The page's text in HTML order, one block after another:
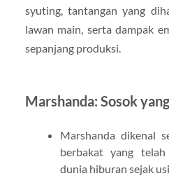
syuting, tantangan yang
lawan main, serta dampak
sepanjang produksi.
Marshanda: Sosok
Marshanda dikenal
berbakat yang
dunia hiburan sejak